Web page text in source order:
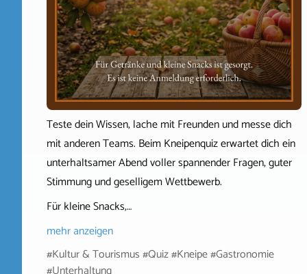
Teste dein Wissen, lache mit Freunden und messe dich
mit anderen Teams. Beim Kneipenquiz erwartet dich ein
unterhaltsamer Abend voller spannender Fragen, guter
Stimmung und geselligem Wettbewerb.
Für kleine Snacks,…
mehr anzeigen
#Kultur & Tourismus #Quiz #Kneipe #Gastronomie